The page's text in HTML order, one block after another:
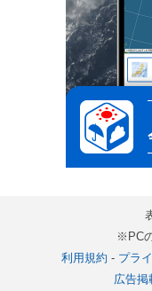
※PC
利用規約 - プラ
広告掲